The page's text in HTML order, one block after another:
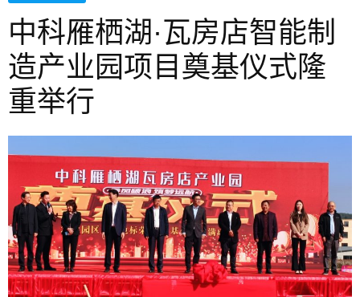
中科雁栖湖·瓦房店智能制
造产业园项目奠基仪式隆
重举行